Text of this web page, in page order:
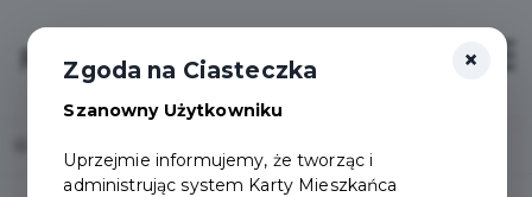
Login/Rejestracja ×
Zgoda na Ciasteczka
Szanowny Użytkowniku
Uprzejmie informujemy, że tworząc i
administrując system Karty Mieszkańca